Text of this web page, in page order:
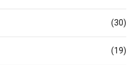
(30)
(19)